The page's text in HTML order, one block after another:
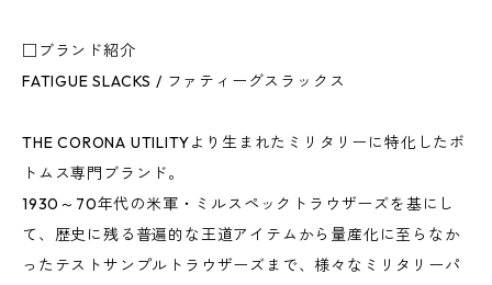
□ブランド紹介
FATIGUE SLACKS / ファティーグスラックス
THE CORONA UTILITYより生まれたミリタリーに特化したボ
トムス専門ブランド。
1930～70年代の米軍・ミルスペックトラウザーズを基にし
て、歴史に残る普遍的な王道アイテムから量産化に至らなか
ったテストサンプルトラウザーズまで、様々なミリタリーパ